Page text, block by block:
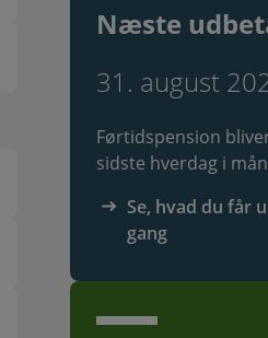
Næste
31. august
Førtidspension
sidste hverdag i
Se, hvad du får
gang